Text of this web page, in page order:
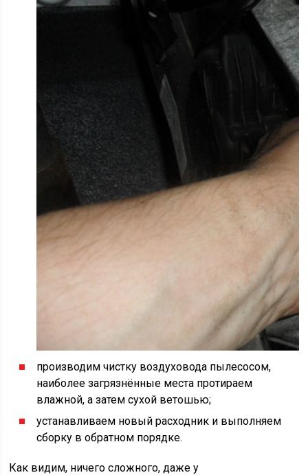
производим чистку воздуховода пылесосом,
наиболее загрязнённые места протираем
влажной, а затем сухой ветошью;
устанавливаем новый расходник и выполняем
сборку в обратном порядке.
Как видим, ничего сложного, даже у